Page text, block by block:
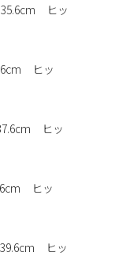
ヒッ
ヒッ
ヒッ
ヒッ
ヒッ